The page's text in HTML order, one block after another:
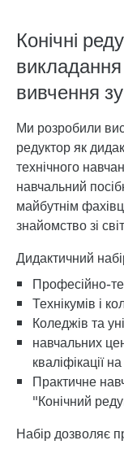
Конічні
вивчення
Ми розробили
редуктор як
технічного
навчальний
майбутнім
знайомство зі
Дидактичний
Професійно-
Технікумів і
Коледжів та
навчальних
кваліфікації
Практичне
"Конічний
Набір дозволяє